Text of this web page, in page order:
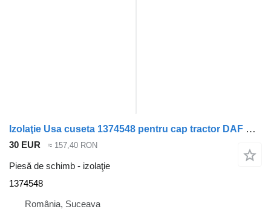
Izolaţie Usa cuseta 1374548 pentru cap tractor DAF CF85
30 EUR ≈ 157,40 RON
Piesă de schimb - izolaţie
1374548
România, Suceava